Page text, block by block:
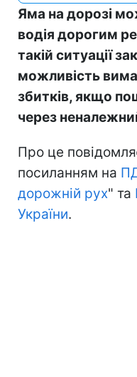
Яма на дорозі
водія дорогим
такій ситуації
можливість
збитків, якщо
через
Про це
посиланням на
дорожній рух" та
України.